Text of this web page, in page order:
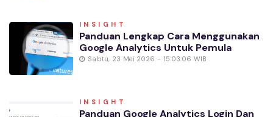
INSIGHT
Panduan Lengkap Cara Menggunakan
Google Analytics Untuk Pemula
Sabtu, 23 Mei 2026 - 15:03:06 WIB
INSIGHT
Panduan Google Analytics Login Dan